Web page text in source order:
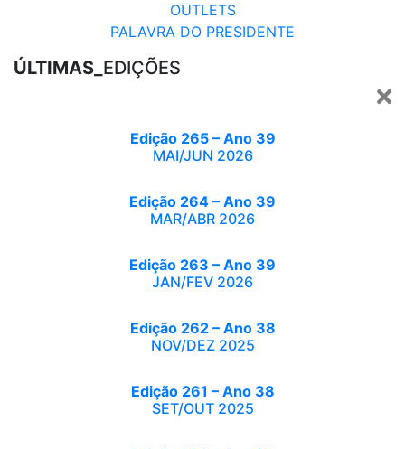
OUTLETS
PALAVRA DO PRESIDENTE
ÚLTIMAS_ EDIÇÕES
Edição 265 – Ano 39
MAI/JUN 2026
Edição 264 – Ano 39
MAR/ABR 2026
Edição 263 – Ano 39
JAN/FEV 2026
Edição 262 – Ano 38
NOV/DEZ 2025
Edição 261 – Ano 38
SET/OUT 2025